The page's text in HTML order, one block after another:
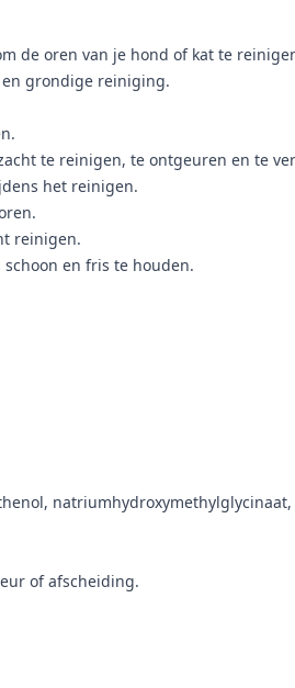
de oren van je hond of kat te
grondige reiniging.
te reinigen, te ontgeuren en te
het reinigen.
reinigen.
en fris te houden.
of afscheiding.